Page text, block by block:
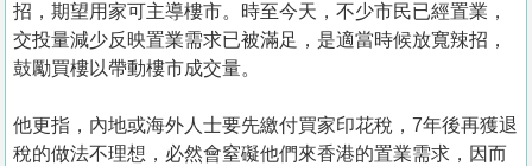
招，期望用家可主導樓市。時至今天，不少市民已經置業，
交投量減少反映置業需求已被滿足，是適當時候放寬辣招，
鼓勵買樓以帶動樓市成交量。
他更指，內地或海外人士要先繳付買家印花稅，7年後再獲退
稅的做法不理想，必然會窒礙他們來香港的置業需求，因而